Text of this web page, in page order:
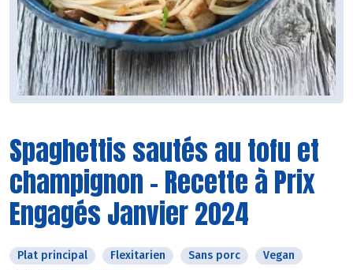
Spaghettis sautés au tofu et
champignon - Recette à Prix
Engagés Janvier 2024
Plat principal Flexitarien Sans porc
Vegan